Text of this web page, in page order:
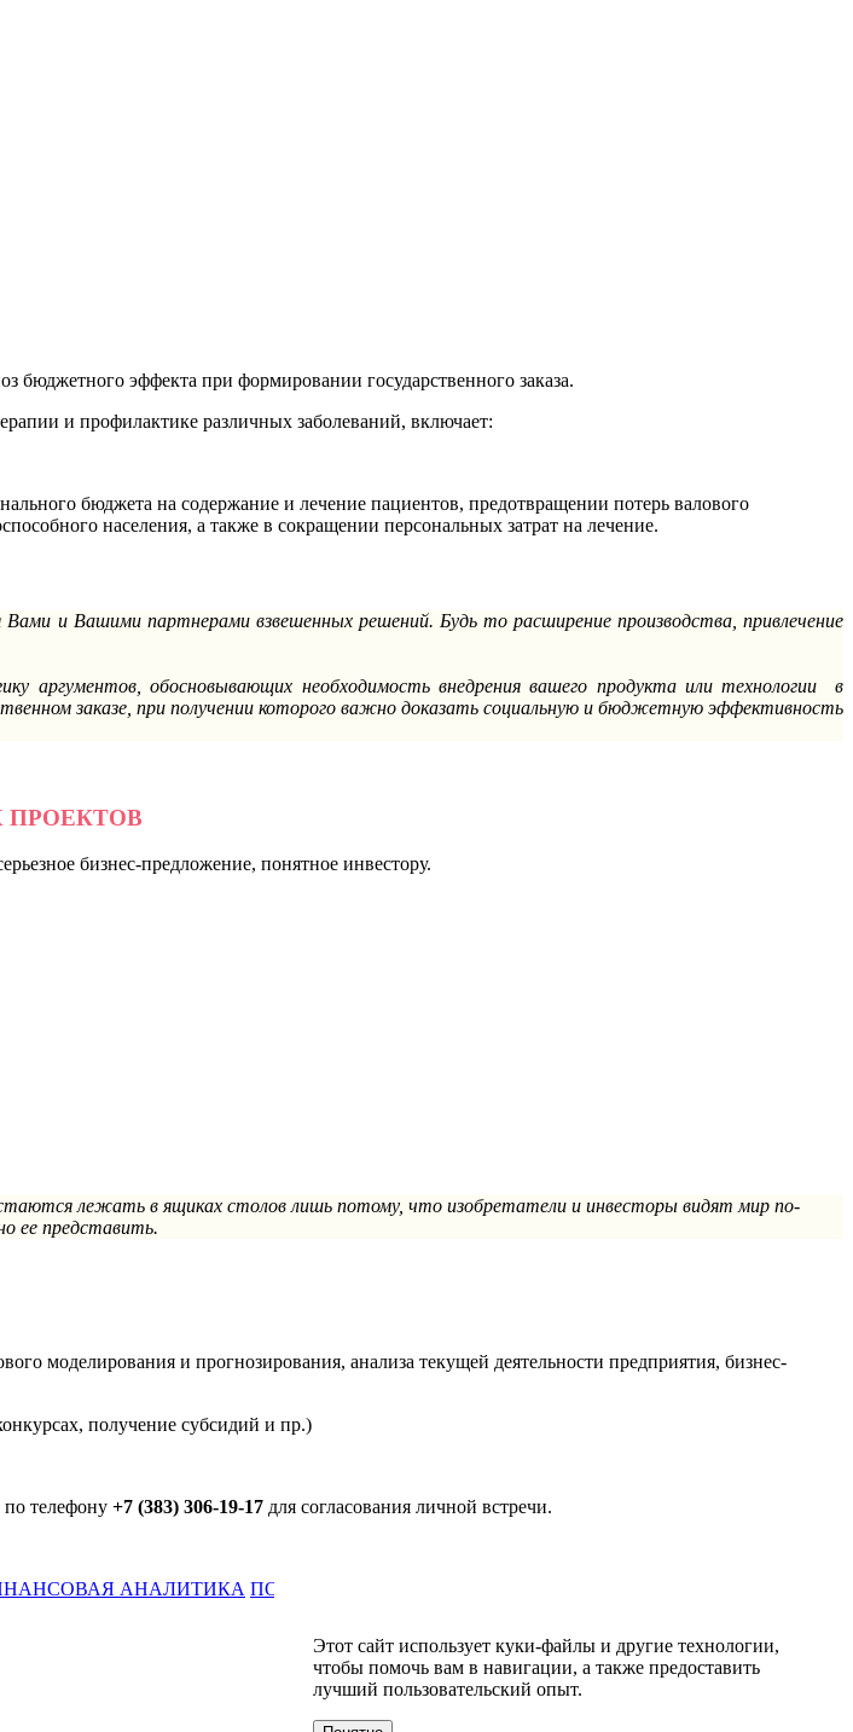
бюджетного эффекта при формировании государственного заказа.
и профилактике различных заболеваний, включает:
бюджета на содержание и лечение пациентов, предотвращении потерь валового
населения, а также в сокращении персональных затрат на лечение.
и Вашими партнерами взвешенных решений. Будь то расширение производства, привлечение
аргументов, обосновывающих необходимость внедрения вашего продукта или технологии в
заказе, при получении которого важно доказать социальную и бюджетную эффективность
бизнес-предложение, понятное инвестору.
лежать в ящиках столов лишь потому, что изобретатели и инвесторы видят мир по-
ее представить.
моделирования и прогнозирования, анализа текущей деятельности предприятия, бизнес-
получение субсидий и пр.)
телефону +7 (383) 306-19-17 для согласования личной встречи.
АНАЛИТИКА ПОИСК ПАРТНЕРОВ
Этот сайт использует куки-файлы и другие технологии,
чтобы помочь вам в навигации, а также предоставить
лучший пользовательский опыт.